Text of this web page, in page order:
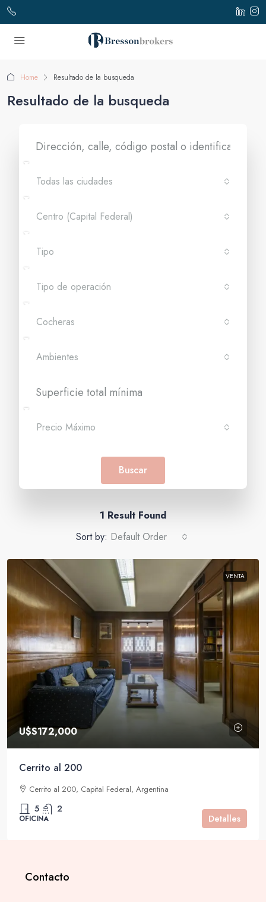
Home Resultado de la busqueda
Resultado de la busqueda
Todas las ciudades
Centro (Capital Federal)
Tipo
Tipo de operación
Cocheras
Ambientes
Precio Máximo
Buscar
1 Result Found
Sort by: Default Order
VENTA
U$S172,000
Cerrito al 200
Cerrito al 200, Capital Federal, Argentina
5 2
OFICINA Detalles
Contacto